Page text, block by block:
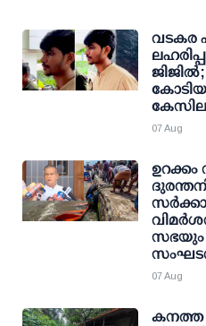
വടകര
07 Aug
ഉറക്കം
സഭയും
07 Aug
കനത്ത